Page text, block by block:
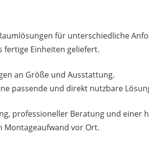
für unterschiedliche
Einheiten geliefert.
an Größe und Ausstattung.
passende und direkt nutzbare
professioneller Beratung und einer
Montageaufwand vor Ort.